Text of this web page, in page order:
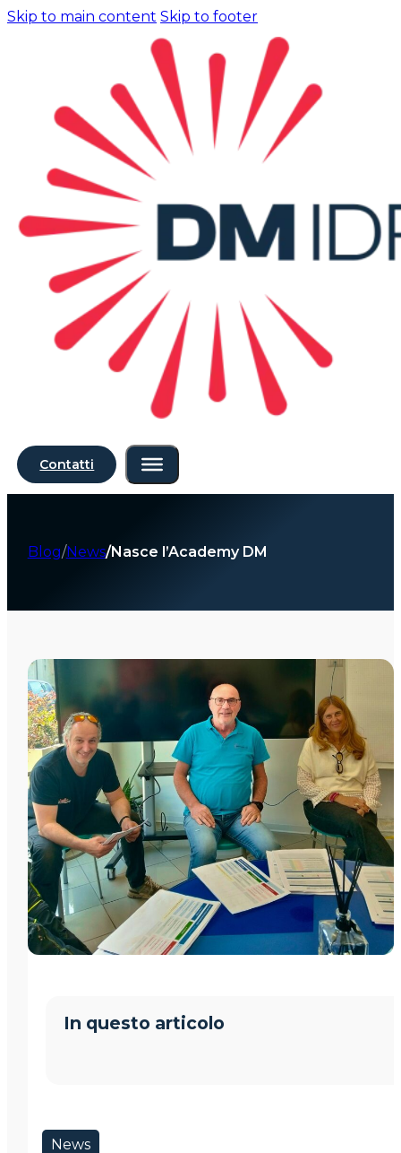
Skip to main content Skip to footer
Contatti
Blog News Nasce l’Academy DM
In questo articolo
News